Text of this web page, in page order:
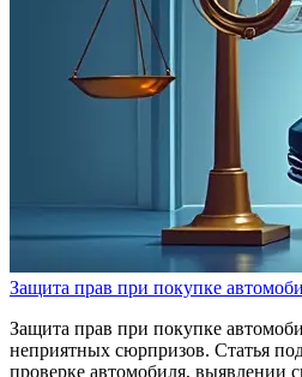
Защита прав при покупке
Защита прав при покупке
неприятных сюрпризов. Статья
проверке автомобиля, выявлении